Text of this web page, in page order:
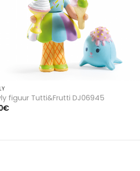
figuur Tutti&Frutti DJ06945
€